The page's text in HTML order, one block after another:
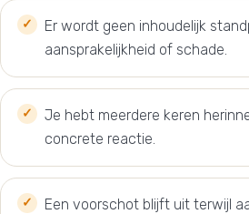
Er wordt geen inhoudelijk
aansprakelijkheid of schade.
Je hebt meerdere keren
concrete reactie.
Een voorschot blijft uit terwijl